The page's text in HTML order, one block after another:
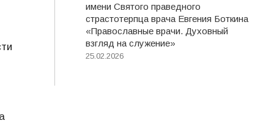
имени Святого праведного
страстотерпца врача Евгения Боткина
«Православные врачи. Духовный
взгляд на служение»
25.02.2026